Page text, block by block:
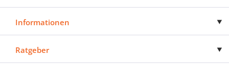
Informationen
Ratgeber